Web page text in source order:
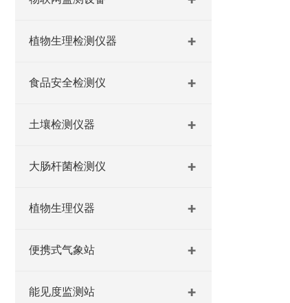
植物生理检测仪器
食品安全检测仪
土壤检测仪器
大肠杆菌检测仪
植物生理仪器
便携式气象站
能见度监测站